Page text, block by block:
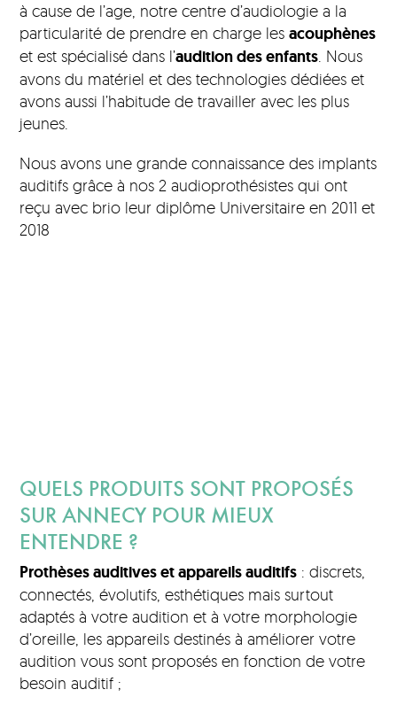
à cause de l’age, notre centre d’audiologie a la
particularité de prendre en charge lesacouphènes
et est spécialisé dans l’audition des enfants . Nous
avons du matériel et des technologies dédiées et
avons aussi l’habitude de travailler avec les plus
jeunes.
Nous avons une grande connaissance des implants
auditifs grâce à nos 2 audioprothésistes qui ont
reçu avec brio leur diplôme Universitaire en 2011 et
2018
QUELS PRODUITS SONT PROPOSÉS
SUR ANNECY POUR MIEUX
ENTENDRE ?
Prothèses auditives et appareils auditifs : discrets,
connectés, évolutifs, esthétiques mais surtout
adaptés à votre audition et à votre morphologie
d’oreille, les appareils destinés à améliorer votre
audition vous sont proposés en fonction de votre
besoin auditif ;